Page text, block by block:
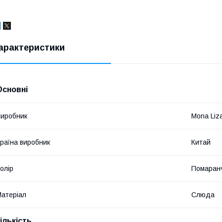
Mona
виробник Китай
Слюда